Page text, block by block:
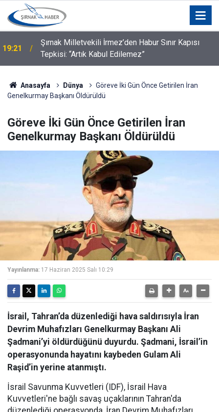
19:21
Şırnak Milletvekili İrmez’den Habur Sınır Kapısı
Tepkisi: “Artık Kabul Edilemez”
Anasayfa Dünya
Göreve İki Gün Önce Getirilen İran
Genelkurmay Başkanı Öldürüldü
Göreve İki Gün Önce Getirilen İran
Genelkurmay Başkanı Öldürüldü
Yayınlanma: 17 Haziran 2025 Salı 10:29
İsrail, Tahran’da düzenlediği hava saldırısıyla İran
Devrim Muhafızları Genelkurmay Başkanı Ali
Şadmani’yi öldürdüğünü duyurdu. Şadmani, İsrail’in
operasyonunda hayatını kaybeden Gulam Ali
Raşid’in yerine atanmıştı.
İsrail Savunma Kuvvetleri (IDF), İsrail Hava
Kuvvetleri'ne bağlı savaş uçaklarının Tahran'da